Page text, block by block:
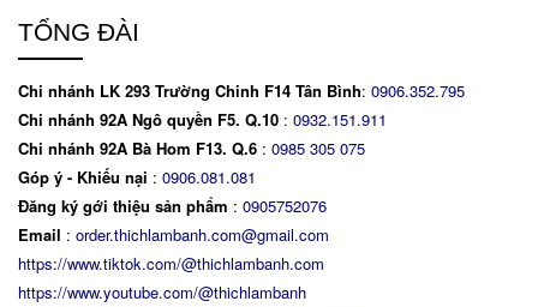
TỔNG ĐÀI
Chi nhánh LK 293 Trường Chinh F14 Tân Bình: 0906.352.795
Chi nhánh 92A Ngô quyền F5. Q.10 : 0932.151.911
Chi nhánh 92A Bà Hom F13. Q.6 : 0985 305 075
Góp ý - Khiếu nại : 0906.081.081
Đăng ký gới thiệu sản phẩm : 0905752076
Email : order.thichlambanh.com@gmail.com
https://www.tiktok.com/@thichlambanh.com
https://www.youtube.com/@thichlambanh